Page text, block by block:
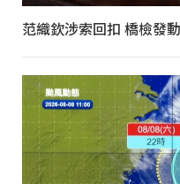
范織欽涉索回扣 橋檢發